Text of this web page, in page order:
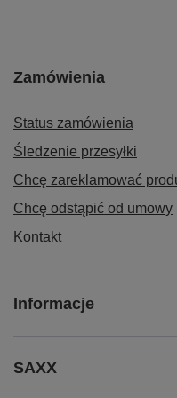
Zamówienia
Status zamówienia
Śledzenie przesyłki
Chcę zareklamować
Chcę odstąpić od umowy
Kontakt
Informacje
SAXX